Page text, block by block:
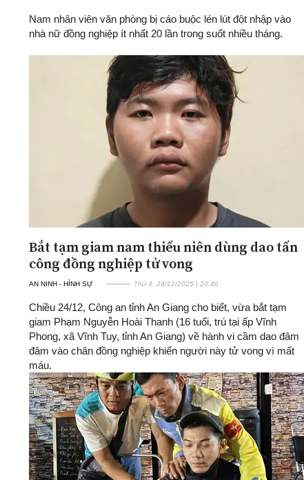
Nam nhân viên văn phòng bị cáo buộc lén lút đột nhập vào
nhà nữ đồng nghiệp ít nhất 20 lần trong suốt nhiều tháng.
Bắt tạm giam nam thiếu niên dùng dao tấn
công đồng nghiệp tử vong
AN NINH - HÌNH SỰ Thứ 4, 24/12/2025 | 20:46
Chiều 24/12, Công an tỉnh An Giang cho biết, vừa bắt tạm
giam Phạm Nguyễn Hoài Thanh (16 tuổi, trú tại ấp Vĩnh
Phong, xã Vĩnh Tuy, tỉnh An Giang) về hành vi cầm dao đâm
đâm vào chân đồng nghiệp khiến người này tử vong vì mất
máu.